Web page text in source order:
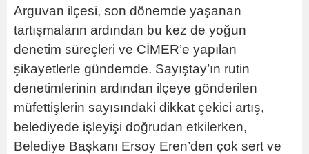
Arguvan ilçesi, son dönemde yaşanan
tartışmaların ardından bu kez de yoğun
denetim süreçleri ve CİMER’e yapılan
şikayetlerle gündemde. Sayıştay’ın rutin
denetimlerinin ardından ilçeye gönderilen
müfettişlerin sayısındaki dikkat çekici artış,
belediyede işleyişi doğrudan etkilerken,
Belediye Başkanı Ersoy Eren’den çok sert ve